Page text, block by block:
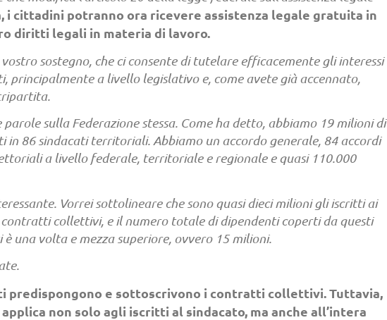
i cittadini potranno ora ricevere assistenza legale gratuita in
diritti legali in materia di lavoro.
sostegno, che ci consente di tutelare efficacemente gli interessi
principalmente a livello legislativo e, come avete già accennato,
parole sulla Federazione stessa. Come ha detto, abbiamo 19 milioni di
in 86 sindacati territoriali. Abbiamo un accordo generale, 84 accordi
a livello federale, territoriale e regionale e quasi 110.000
Vorrei sottolineare che sono quasi dieci milioni gli iscritti ai
collettivi, e il numero totale di dipendenti coperti da questi
una volta e mezza superiore, ovvero 15 milioni.
predispongono e sottoscrivono i contratti collettivi. Tuttavia,
non solo agli iscritti al sindacato, ma anche all’intera